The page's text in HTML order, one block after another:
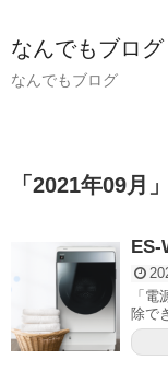
なんでもブロ
なんでもブログ
「 2021年09月 」
ES-
「
除で